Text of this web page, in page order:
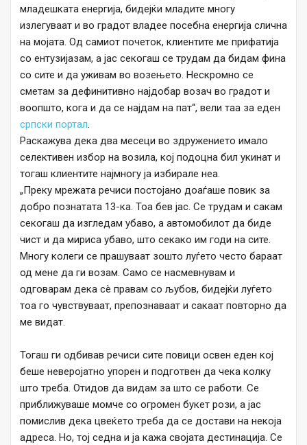
младешката енергија, бидејќи младите многу
излегуваат и во градот владее посебна енергија слична
на мојата. Од самиот почеток, клиентите ме прифатија
со ентузијазам, а јас секогаш се трудам да бидам фина
со сите и да уживам во возењето. Нескромно се
сметам за дефинитивно најдобар возач во градот и
воопшто, кога и да се најдам на пат“, вели таа за еден
српски портал.
Раскажува дека два месеци во здружението имало
селективен избор на возила, кој подоцна бил укинат и
тогаш клиентите најмногу ја избирале неа.
„Преку мрежата речиси постојано доаѓаше повик за
добро познатата 13-ка. Тоа бев јас. Се трудам и сакам
секогаш да изгледам убаво, а автомобилот да биде
чист и да мириса убаво, што секако им годи на сите.
Многу колеги се прашуваат зошто луѓето често бараат
од мене да ги возам. Само се насмевнувам и
одговарам дека сè правам со љубов, бидејќи луѓето
тоа го чувствуваат, препознаваат и сакаат повторно да
ме видат.
Тогаш ги одбивав речиси сите повици освен еден кој
беше неверојатно упорен и подготвен да чека колку
што треба. Отидов да видам за што се работи. Се
приближуваше момче со огромен букет рози, а јас
помислив дека цвеќето треба да се достави на некоја
адреса. Но, тој седна и ја кажа својата дестинација. Се